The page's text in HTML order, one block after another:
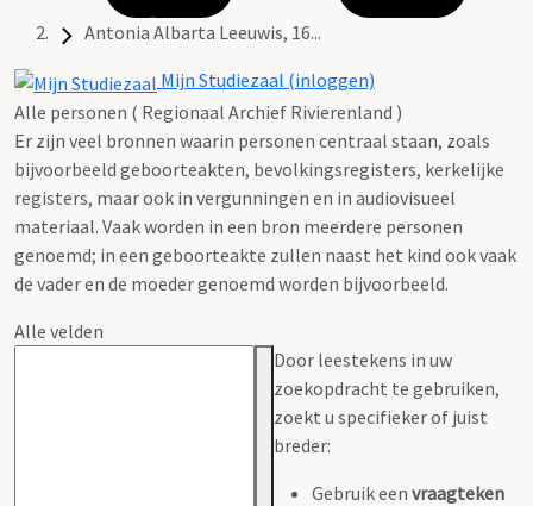
Antonia Albarta Leeuwis, 16...
Mijn Studiezaal (inloggen)
Alle personen ( Regionaal Archief Rivierenland )
Er zijn veel bronnen waarin personen centraal staan, zoals
bijvoorbeeld geboorteakten, bevolkingsregisters, kerkelijke
registers, maar ook in vergunningen en in audiovisueel
materiaal. Vaak worden in een bron meerdere personen
genoemd; in een geboorteakte zullen naast het kind ook vaak
de vader en de moeder genoemd worden bijvoorbeeld.
Alle velden
Door leestekens in uw
zoekopdracht te gebruiken,
zoekt u specifieker of juist
breder:
Gebruik een vraagteken